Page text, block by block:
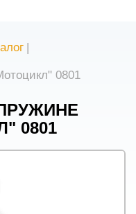
|
0801
0801